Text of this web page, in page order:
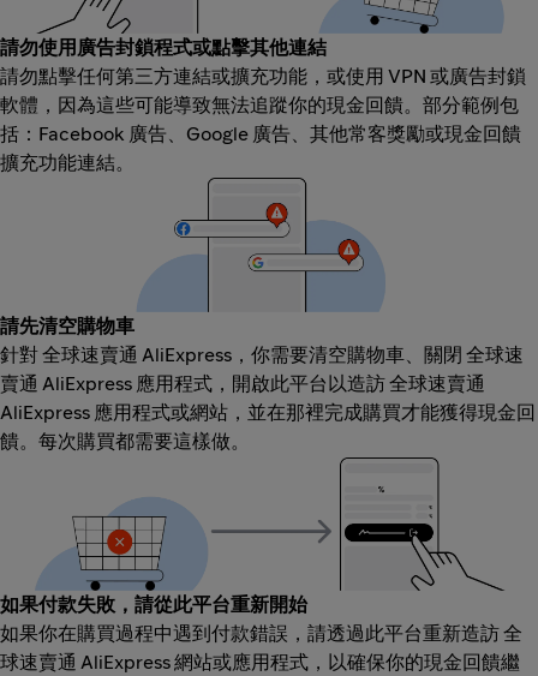
請勿使用廣告封鎖程式或點擊其他連結
請勿點擊任何第三方連結或擴充功能，或使用 VPN 或廣告封鎖
軟體，因為這些可能導致無法追蹤你的現金回饋。部分範例包
括：Facebook 廣告、Google 廣告、其他常客獎勵或現金回饋
擴充功能連結。
請先清空購物車
針對 全球速賣通 AliExpress，你需要清空購物車、關閉 全球速
賣通 AliExpress 應用程式，開啟此平台以造訪 全球速賣通
AliExpress 應用程式或網站，並在那裡完成購買才能獲得現金回
饋。每次購買都需要這樣做。
如果付款失敗，請從此平台重新開始
如果你在購買過程中遇到付款錯誤，請透過此平台重新造訪 全
球速賣通 AliExpress 網站或應用程式，以確保你的現金回饋繼